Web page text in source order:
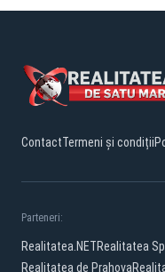
ContactTermeni și condiții
Parteneri:
Realitatea.NETRealitatea
Realitatea de Prahova